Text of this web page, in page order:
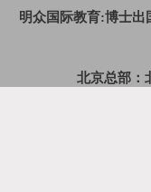
明众国际教育:博士出
北京总部：